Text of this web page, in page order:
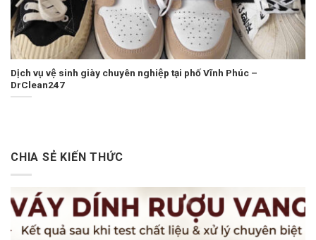
Dịch vụ vệ sinh giày chuyên nghiệp tại phố Vĩnh Phúc –
DrClean247
CHIA SẺ KIẾN THỨC